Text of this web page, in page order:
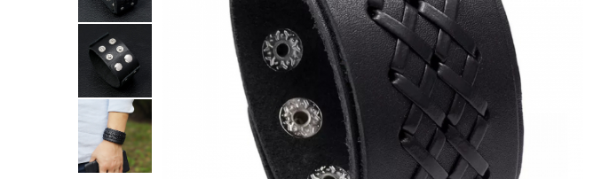
Bratari Aromaterapie
Lumanari Parfumate
Agende si Jurnale
Agende Hardcover
Seturi Creative si Accesorii
Ambalaje Cadouri